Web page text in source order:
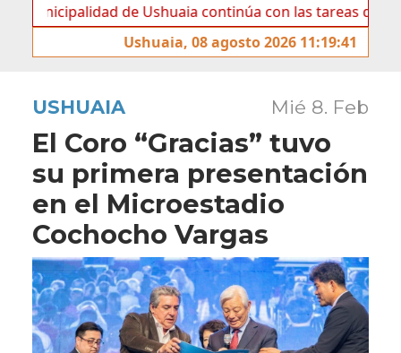
de Ushuaia continúa con las tareas de
Ushuaia, 08 agosto 2026 11:19:41
USHUAIA Mié 8. Feb
El Coro “Gracias” tuvo
su primera presentación
en el Microestadio
Cochocho Vargas